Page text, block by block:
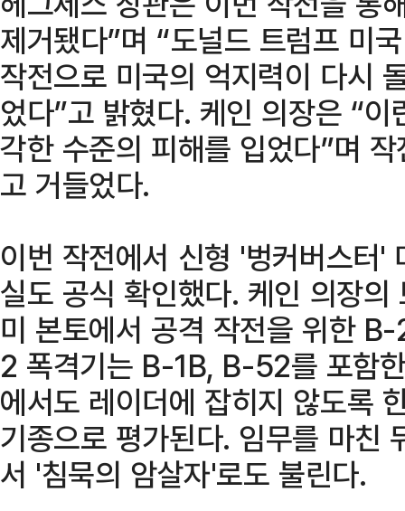
제거됐다”며 “도널드 트럼프 미
작전으로 미국의 억지력이 다시
었다”고 밝혔다. 케인 의장은 “
각한 수준의 피해를 입었다”며
고 거들었다.
이번 작전에서 신형 '벙커버스터
실도 공식 확인했다. 케인 의장
미 본토에서 공격 작전을 위한
2 폭격기는 B-1B, B-52를 포함
에서도 레이더에 잡히지 않도록
기종으로 평가된다. 임무를 마친
서 '침묵의 암살자'로도 불린다.